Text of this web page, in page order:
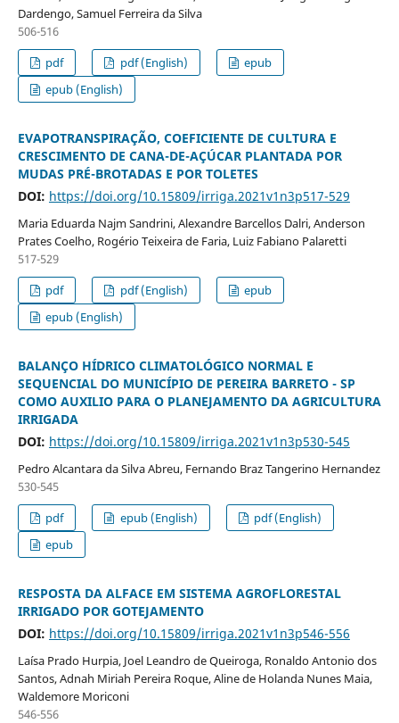
Dardengo, Samuel Ferreira da Silva
506-516
pdf
pdf (English)
epub
epub (English)
EVAPOTRANSPIRAÇÃO, COEFICIENTE DE CULTURA E
CRESCIMENTO DE CANA-DE-AÇÚCAR PLANTADA POR
MUDAS PRÉ-BROTADAS E POR TOLETES
DOI: https://doi.org/10.15809/irriga.2021v1n3p517-529
Maria Eduarda Najm Sandrini, Alexandre Barcellos Dalri, Anderson
Prates Coelho, Rogério Teixeira de Faria, Luiz Fabiano Palaretti
517-529
pdf
pdf (English)
epub
epub (English)
BALANÇO HÍDRICO CLIMATOLÓGICO NORMAL E
SEQUENCIAL DO MUNICÍPIO DE PEREIRA BARRETO - SP
COMO AUXILIO PARA O PLANEJAMENTO DA AGRICULTURA
IRRIGADA
DOI: https://doi.org/10.15809/irriga.2021v1n3p530-545
Pedro Alcantara da Silva Abreu, Fernando Braz Tangerino Hernandez
530-545
pdf
epub (English)
pdf (English)
epub
RESPOSTA DA ALFACE EM SISTEMA AGROFLORESTAL
IRRIGADO POR GOTEJAMENTO
DOI: https://doi.org/10.15809/irriga.2021v1n3p546-556
Laísa Prado Hurpia, Joel Leandro de Queiroga, Ronaldo Antonio dos
Santos, Adnah Miriah Pereira Roque, Aline de Holanda Nunes Maia,
Waldemore Moriconi
546-556